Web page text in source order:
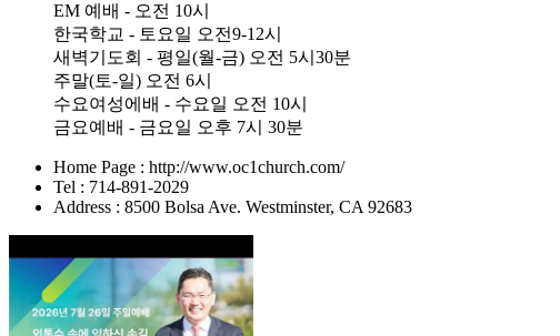
EM 예배 - 오전 10시
한국학교 - 토요일 오전9-12시
새벽기도회 - 평일(월-금) 오전 5시30분
주말(토-일) 오전 6시
수요여성에배 - 수요일 오전 10시
금요예배 - 금요일 오후 7시 30분
Home Page : http://www.oc1church.com/
Tel : 714-891-2029
Address : 8500 Bolsa Ave. Westminster, CA 92683